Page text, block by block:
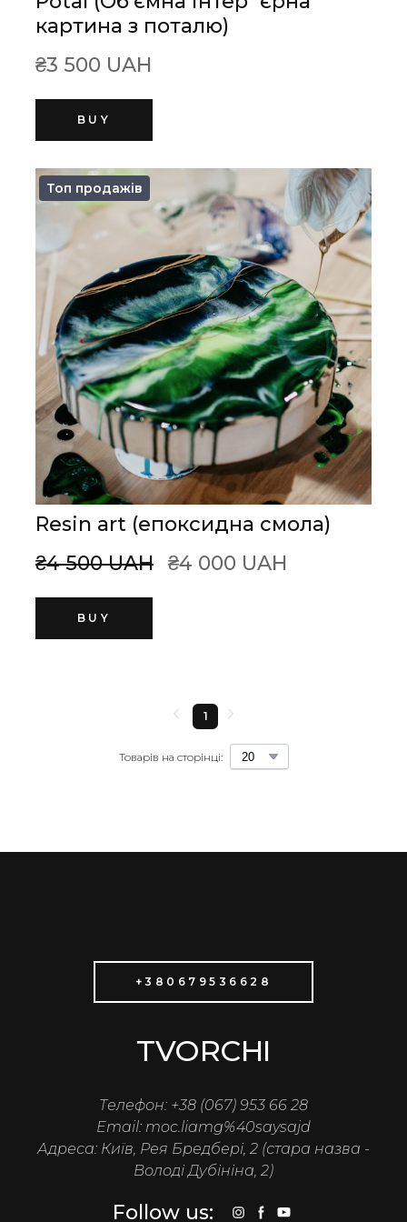
картина з поталю)
₴3 500 UAH
BUY
Топ продажів
Resin art (епоксидна смола)
₴4 500 UAH ₴4 000 UAH
BUY
Товарів на сторінці:
1
+380679536628
TVORCHI
Tелефон: +38 (067) 953 66 28
Email: moc.liamg%40saysajd
Адреса: Київ, Рея Бредбері, 2 (стара назва -
Володі Дубініна, 2)
Follow us: